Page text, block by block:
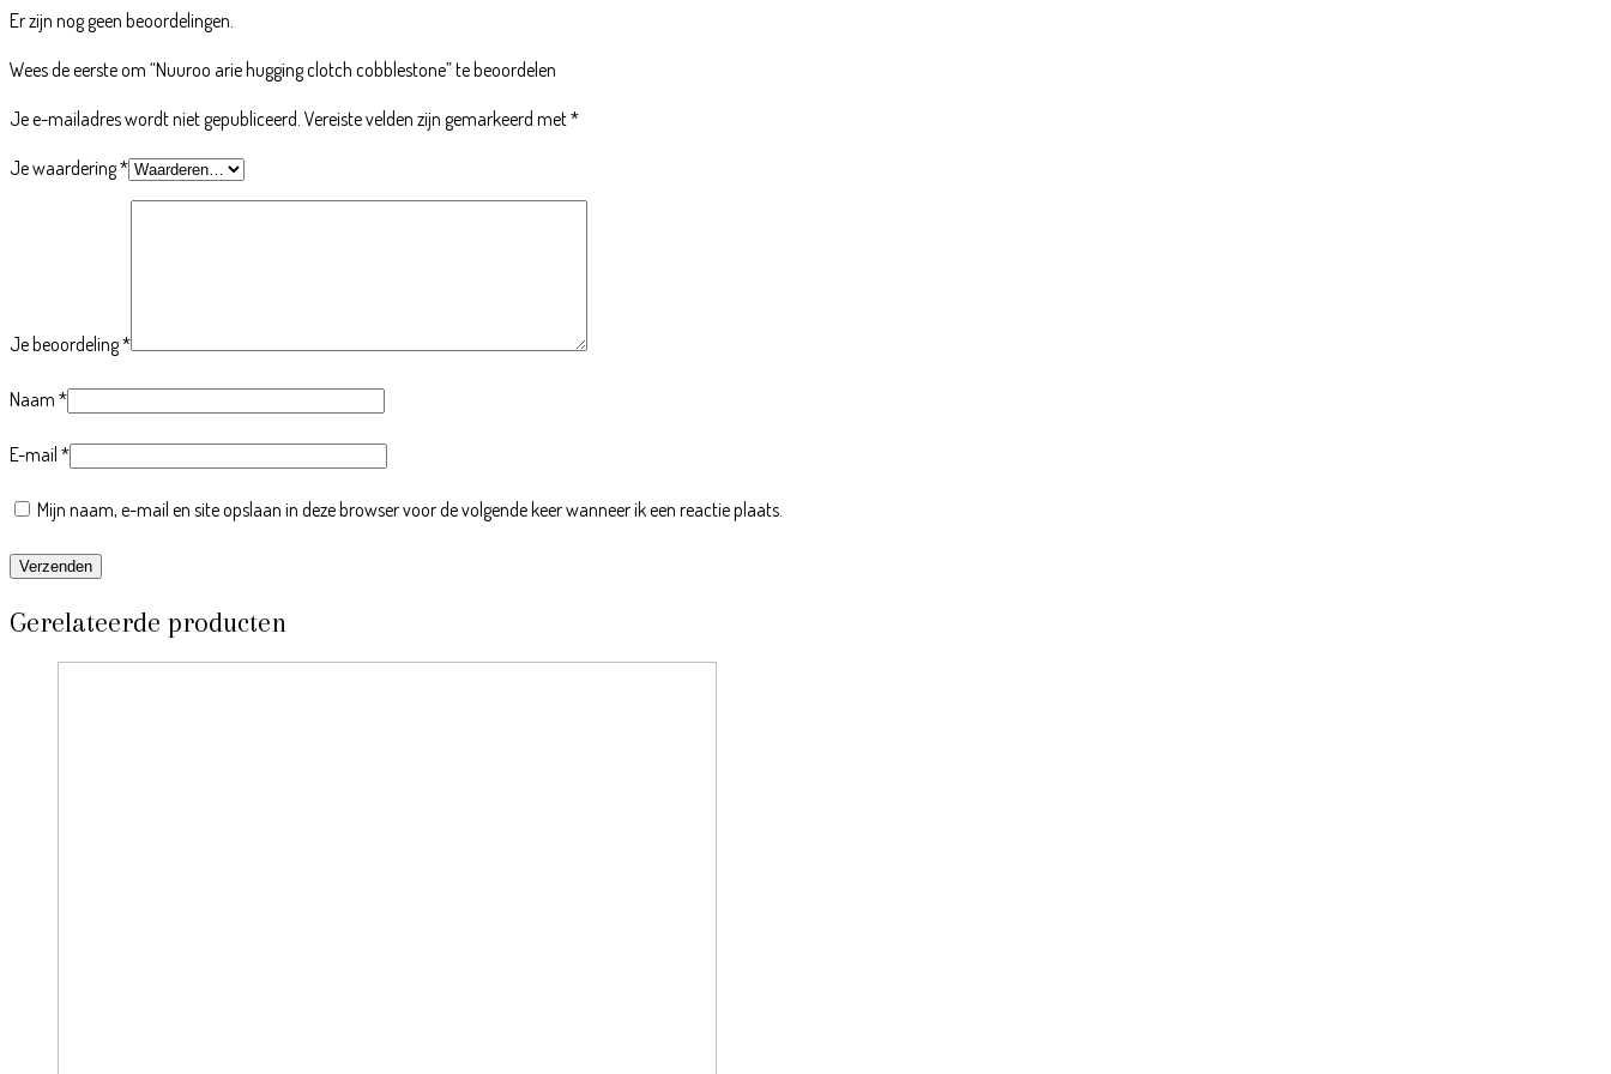
Er zijn nog geen beoordelingen.
Wees de eerste om “Nuuroo arie hugging clotch cobblestone” te beoordelen
Je e-mailadres wordt niet gepubliceerd. Vereiste velden zijn gemarkeerd met*
Je waardering*
Je beoordeling*
Naam *
E-mail *
Mijn naam, e-mail en site opslaan in deze browser voor de volgende keer wanneer ik een reactie plaats.
Gerelateerde producten